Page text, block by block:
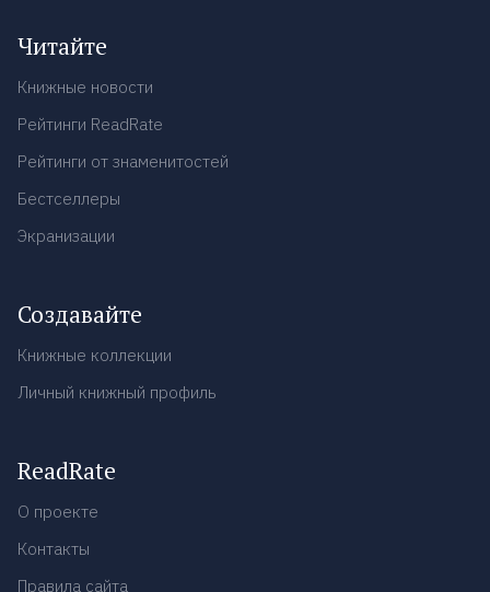
Читайте
Книжные новости
Рейтинги ReadRate
Рейтинги от знаменитостей
Бестселлеры
Экранизации
Создавайте
Книжные коллекции
Личный книжный профиль
ReadRate
О проекте
Контакты
Правила сайта